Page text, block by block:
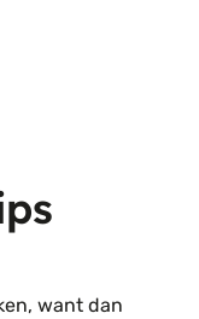
want dan